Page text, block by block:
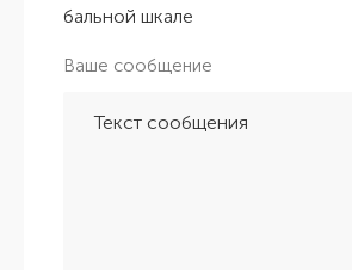
бальной шкале
Ваше сообщение